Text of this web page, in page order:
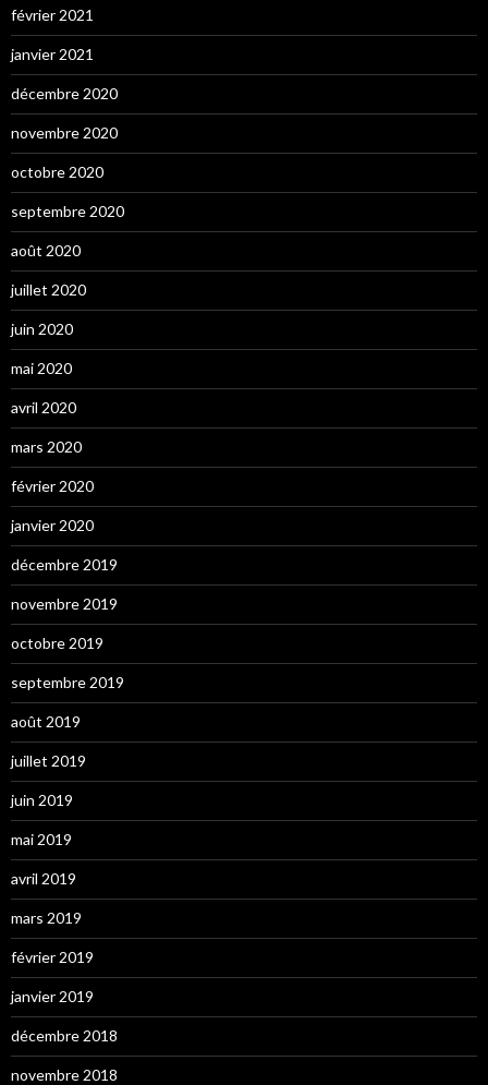
février 2021
janvier 2021
décembre 2020
novembre 2020
octobre 2020
septembre 2020
août 2020
juillet 2020
juin 2020
mai 2020
avril 2020
mars 2020
février 2020
janvier 2020
décembre 2019
novembre 2019
octobre 2019
septembre 2019
août 2019
juillet 2019
juin 2019
mai 2019
avril 2019
mars 2019
février 2019
janvier 2019
décembre 2018
novembre 2018